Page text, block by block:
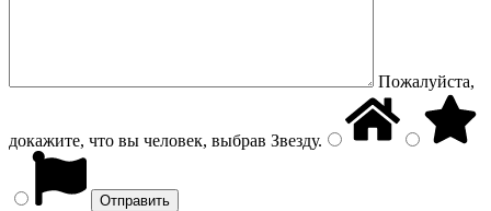
Пожалуйста,
докажите, что вы человек, выбрав Звезду.